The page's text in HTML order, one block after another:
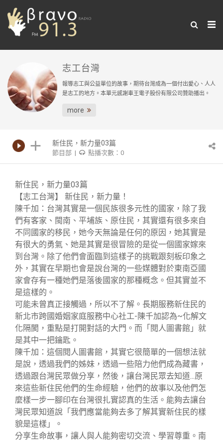
志工台灣
報導志工與公益單位的故事，期待台灣成為一個付出愛心、人人
是志工的地方。本單元感謝車王電子股份有限公司贊助播出。
more
新住民，新力量03篇
節目部 | 點播次數：0
新住民，新力量03篇
【志工台灣】 新住民，新力量！
陳千加：台灣其實是一個民族很多元性的國家，除了我
們有客家、閩南、平埔族、原住民，其實還有很多來自
不同國家的移民，她今天無論是任何的原因，她其實是
有很大的勇氣、她是其實是很冒險的是從一個國家嫁來
到台灣。除了他們會面臨到這樣子的挑戰跟刻板印象之
外，其實在早期也會是說台灣的一些媒體對於東南亞國
家會存有一種她們是落後國家的那種概念。但其實並不
是這樣的。
可能未曾真正接觸過，所以不了解。長期服務新住民的
新北市跨國婚姻家庭服務中心社工-陳千加認為~化解文
化隔閡，重點是打開對話的大門。而「閱人圖書館」就
是其中一把鑰匙。
陳千加：這個閱人圖書館，其實它很簡單的一個想法就
是說，透過我們的姊妹，透過一些陪力他們成為藏書，
透過跟台灣民眾做分享，然後，讓台灣民眾去知道...原
來這些新住民他們的生命經驗，他們的故事以及他們怎
麼樣一步一腳印在台灣很扎實認真的生活。能夠去讓台
灣民眾知道說「我們應當能夠去多了解其實新住民的樣
貌是這樣」。
分享生命故事，讓人與人能夠密切交流、學習尊重。南